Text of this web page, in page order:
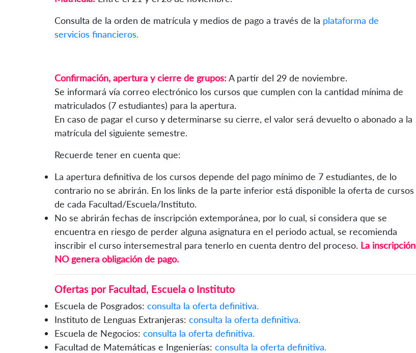
Consulta de la orden de matrícula y medios de pago a través de la plataforma de
servicios financieros.
Confirmación, apertura y cierre de grupos: A partir del 29 de noviembre.
Se informará vía correo electrónico los cursos que cumplen con la cantidad mínima de
matriculados (7 estudiantes) para la apertura.
En caso de pagar el curso y determinarse su cierre, el valor será devuelto o abonado a la
matrícula del siguiente semestre.
Recuerde tener en cuenta que:
La apertura definitiva de los cursos depende del pago mínimo de 7 estudiantes, de lo
contrario no se abrirán. En los links de la parte inferior está disponible la oferta de cursos
de cada Facultad/Escuela/Instituto.
No se abrirán fechas de inscripción extemporánea, por lo cual, si considera que se
encuentra en riesgo de perder alguna asignatura en el periodo actual, se recomienda
inscribir el curso intersemestral para tenerlo en cuenta dentro del proceso. La inscripción
NO genera obligación de pago.
Ofertas por Facultad, Escuela o Instituto
Escuela de Posgrados: consulta la oferta definitiva.
Instituto de Lenguas Extranjeras: consulta la oferta definitiva.
Escuela de Negocios: consulta la oferta definitiva.
Facultad de Matemáticas e Ingenierías: consulta la oferta definitiva.